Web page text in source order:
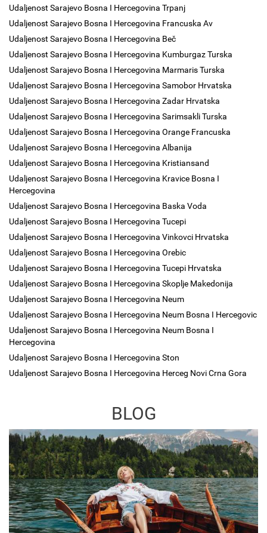
Udaljenost Sarajevo Bosna I Hercegovina Trpanj
Udaljenost Sarajevo Bosna I Hercegovina Francuska Av
Udaljenost Sarajevo Bosna I Hercegovina Beč
Udaljenost Sarajevo Bosna I Hercegovina Kumburgaz Turska
Udaljenost Sarajevo Bosna I Hercegovina Marmaris Turska
Udaljenost Sarajevo Bosna I Hercegovina Samobor Hrvatska
Udaljenost Sarajevo Bosna I Hercegovina Zadar Hrvatska
Udaljenost Sarajevo Bosna I Hercegovina Sarimsakli Turska
Udaljenost Sarajevo Bosna I Hercegovina Orange Francuska
Udaljenost Sarajevo Bosna I Hercegovina Albanija
Udaljenost Sarajevo Bosna I Hercegovina Kristiansand
Udaljenost Sarajevo Bosna I Hercegovina Kravice Bosna I
Hercegovina
Udaljenost Sarajevo Bosna I Hercegovina Baska Voda
Udaljenost Sarajevo Bosna I Hercegovina Tucepi
Udaljenost Sarajevo Bosna I Hercegovina Vinkovci Hrvatska
Udaljenost Sarajevo Bosna I Hercegovina Orebic
Udaljenost Sarajevo Bosna I Hercegovina Tucepi Hrvatska
Udaljenost Sarajevo Bosna I Hercegovina Skoplje Makedonija
Udaljenost Sarajevo Bosna I Hercegovina Neum
Udaljenost Sarajevo Bosna I Hercegovina Neum Bosna I Hercegovic
Udaljenost Sarajevo Bosna I Hercegovina Neum Bosna I
Hercegovina
Udaljenost Sarajevo Bosna I Hercegovina Ston
Udaljenost Sarajevo Bosna I Hercegovina Herceg Novi Crna Gora
BLOG